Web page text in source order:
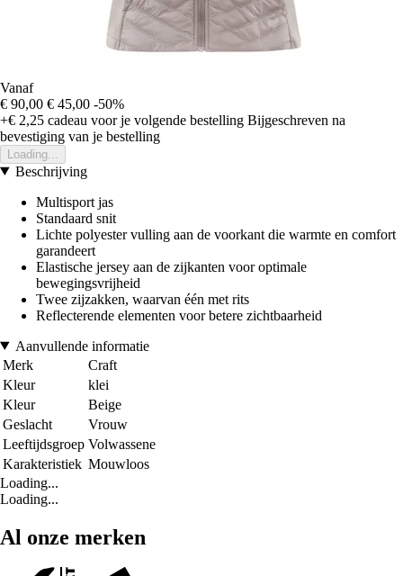
Vanaf
€ 90,00 € 45,00 -50%
+€ 2,25 cadeau voor je volgende bestelling Bijgeschreven na
bevestiging van je bestelling
Loading...
Beschrijving
Multisport jas
Standaard snit
Lichte polyester vulling aan de voorkant die warmte en comfort
garandeert
Elastische jersey aan de zijkanten voor optimale
bewegingsvrijheid
Twee zijzakken, waarvan één met rits
Reflecterende elementen voor betere zichtbaarheid
Aanvullende informatie
Merk
Craft
Kleur
klei
Kleur
Beige
Geslacht
Vrouw
Leeftijdsgroep Volwassene
Karakteristiek Mouwloos
Loading...
Loading...
Al onze merken